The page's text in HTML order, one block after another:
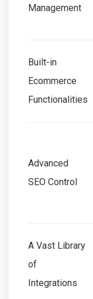
Management
Built-in
Ecommerce
Functionalities
Advanced
SEO Control
A Vast Library
of
Integrations